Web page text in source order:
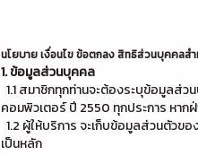
นโยบาย เงื่อนไข ข้อตกลง สิทธิส่วนบุคคลส
1. ข้อมูลส่วนบุคคล
1.1 สมาชิกทุกท่านจะต้องระบุข้อมูลส่
คอมพิวเตอร์ ปี 2550 ทุกประการ หาก
1.2 ผู้ให้บริการ จะเก็บข้อมูลส่วนตัวข
เป็นหลัก